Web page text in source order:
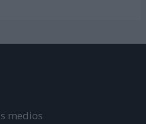
medios